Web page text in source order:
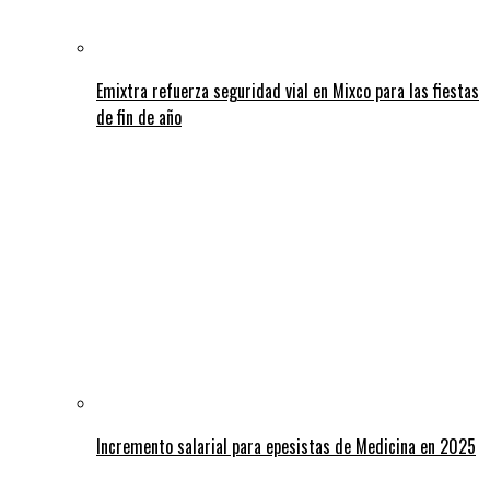
Emixtra refuerza seguridad vial en Mixco para las fiestas
de fin de año
Incremento salarial para epesistas de Medicina en 2025